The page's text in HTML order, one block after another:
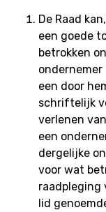
De Raad
een goede
betrokken
ondernemer
een door
schriftelijk
verlenen
een
dergelijke
voor wat
raadpleging
lid